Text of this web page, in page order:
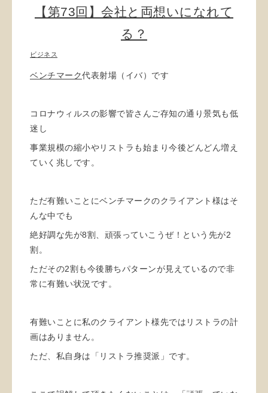
【第73回】会社と両想いになれて
る？
ビジネス
ベンチマーク代表射場（イバ）です
コロナウィルスの影響で皆さんご存知の通り景気も低
迷し
事業規模の縮小やリストラも始まり今後どんどん増え
ていく兆しです。
ただ有難いことにベンチマークのクライアント様はそ
んな中でも
絶好調な先が8割、頑張っていこうぜ！という先が2
割。
ただその2割も今後勝ちパターンが見えているので非
常に有難い状況です。
有難いことに私のクライアント様先ではリストラの計
画はありません。
ただ、私自身は「リストラ推奨派」です。